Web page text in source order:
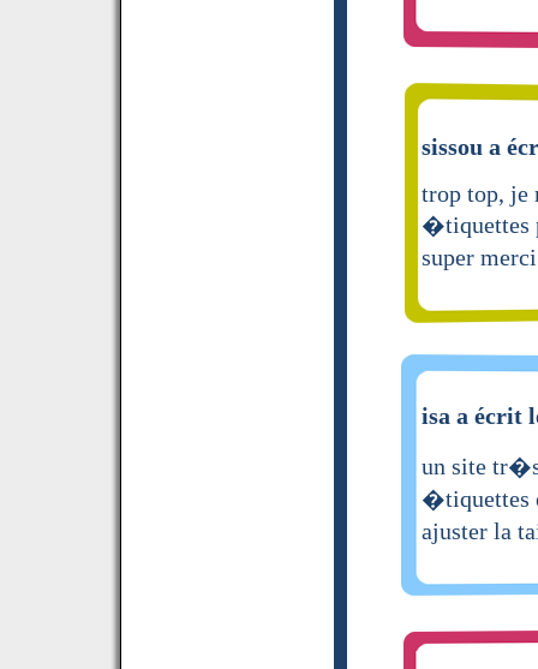
sissou a
trop top, je
�tiquettes
super
isa a écrit
un site
�tiquettes
ajuster la